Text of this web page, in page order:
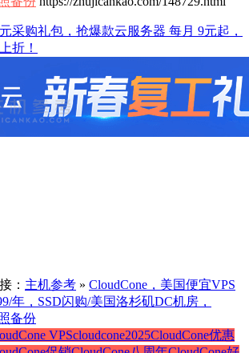
采购礼包，抢爆款云服务器 每月 9元起，
折！
： 主机参考 » CloudCone，美国便宜VPS
年，SSD闪购/美国洛杉矶DC机房，
备份
VPScloudcone2025CloudCone优惠